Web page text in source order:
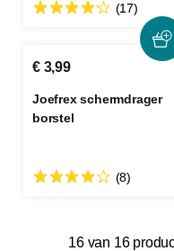
(17)
€ 3,99
Joefrex schermdrager
borstel
(8)
16 van 16